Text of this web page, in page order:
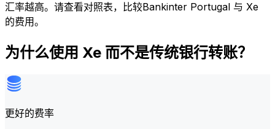
汇率越高。请查看对照表，比较Bankinter Portugal 与 Xe
的费用。
为什么使用 Xe 而不是传统银行转账？
更好的费率